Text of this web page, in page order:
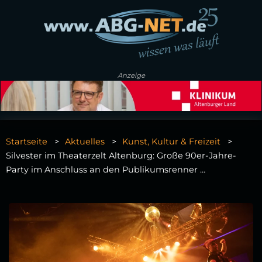
Anzeige
Startseite Aktuelles
Kunst, Kultur & Freizeit
Silvester im Theaterzelt Altenburg: Große 90er-Jahre-
Party im Anschluss an den Publikumsrenner …